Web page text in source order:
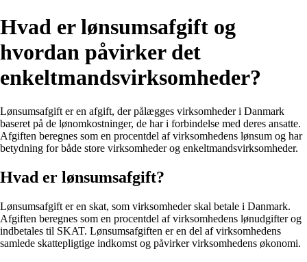
Hvad er lønsumsafgift og
hvordan påvirker det
enkeltmandsvirksomheder?
Lønsumsafgift er en afgift, der pålægges virksomheder i Danmark
baseret på de lønomkostninger, de har i forbindelse med deres ansatte.
Afgiften beregnes som en procentdel af virksomhedens lønsum og har
betydning for både store virksomheder og enkeltmandsvirksomheder.
Hvad er lønsumsafgift?
Lønsumsafgift er en skat, som virksomheder skal betale i Danmark.
Afgiften beregnes som en procentdel af virksomhedens lønudgifter og
indbetales til SKAT. Lønsumsafgiften er en del af virksomhedens
samlede skattepligtige indkomst og påvirker virksomhedens økonomi.